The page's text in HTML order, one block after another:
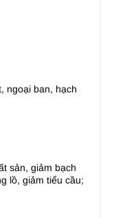
ngoại ban, hạch
sản, giảm bạch
lồ, giảm tiểu cầu;